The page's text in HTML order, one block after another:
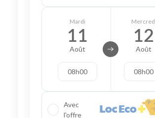
Mardi
11
Août
08h00
12
Août
08h00
Avec
l'offre